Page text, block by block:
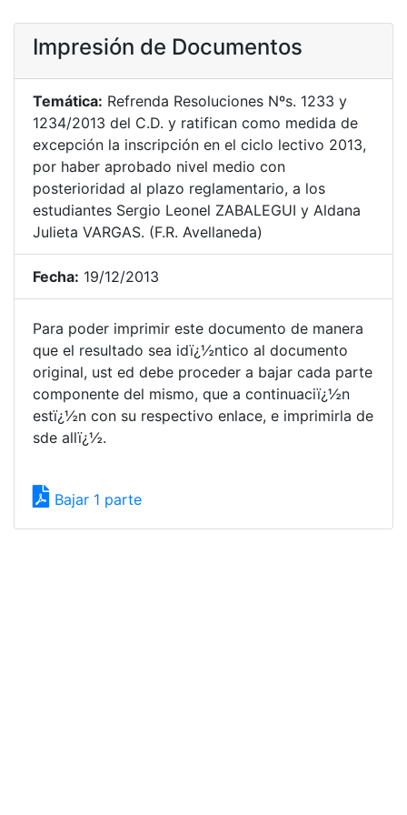
Impresión de Documentos
Temática: Refrenda Resoluciones Nºs. 1233 y
1234/2013 del C.D. y ratifican como medida de
excepción la inscripción en el ciclo lectivo 2013,
por haber aprobado nivel medio con
posterioridad al plazo reglamentario, a los
estudiantes Sergio Leonel ZABALEGUI y Aldana
Julieta VARGAS. (F.R. Avellaneda)
Fecha: 19/12/2013
Para poder imprimir este documento de manera
que el resultado sea idï¿½ntico al documento
original, ust ed debe proceder a bajar cada parte
componente del mismo, que a continuaciï¿½n
estï¿½n con su respectivo enlace, e imprimirla de
sde allï¿½.
Bajar 1 parte